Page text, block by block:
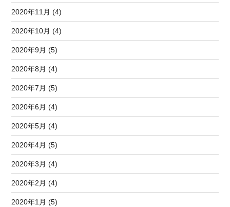
2020年11月 (4)
2020年10月 (4)
2020年9月 (5)
2020年8月 (4)
2020年7月 (5)
2020年6月 (4)
2020年5月 (4)
2020年4月 (5)
2020年3月 (4)
2020年2月 (4)
2020年1月 (5)